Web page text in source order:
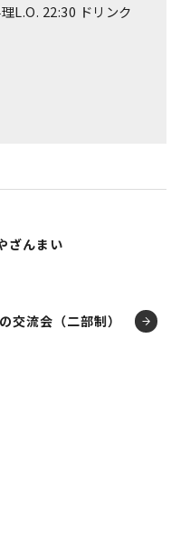
L.O. 22:30 ドリンク
ざんまい
交流会（二部制）